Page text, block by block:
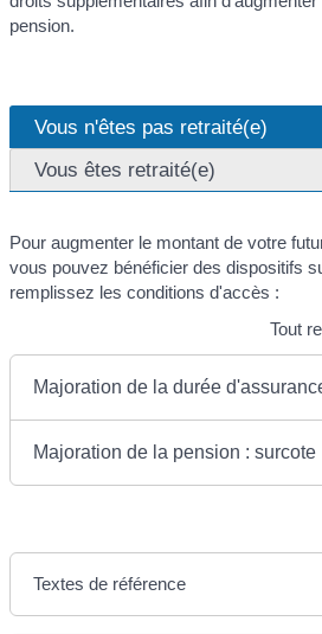
pension.
Vous n'êtes pas retraité(e)
Vous êtes retraité(e)
Pour augmenter le montant de votre
vous pouvez bénéficier des dispositifs
remplissez les conditions d'accès :
Tout
Majoration de la durée
Majoration de la pension : surcote
Textes de référence